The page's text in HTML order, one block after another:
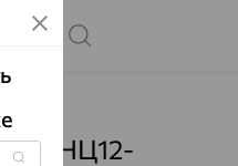
НЦ12-